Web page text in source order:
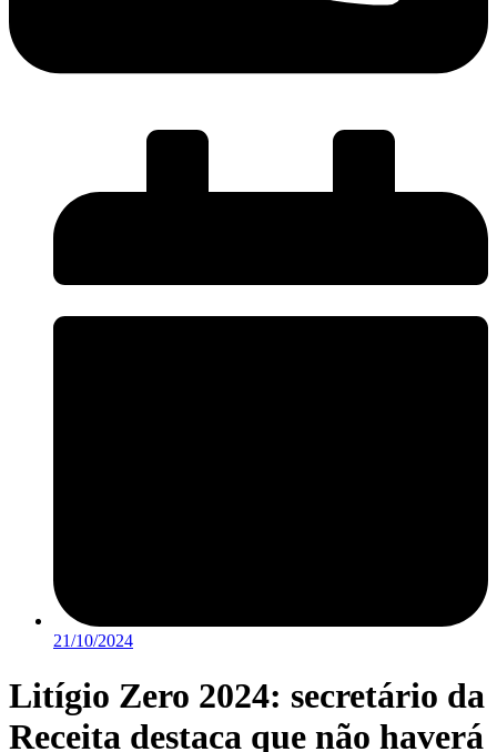
21/10/2024
Litígio Zero 2024: secretário da
Receita destaca que não haverá